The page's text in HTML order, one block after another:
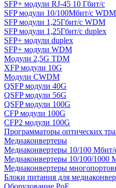
SFP+ модули RJ-45 10 Гбит/c
SFP модули 10/100Мбит/с WDM
SFP модули 1,25Гбит/с WDM
SFP модули 1,25Гбит/с duplex
SFP+ модули duplex
SFP+ модули WDM
Модули 2,5G TDM
XFP модули 10G
Модули CWDM
QSFP модули 40G
QSFP модули 56G
QSFP модули 100G
CFP модули 100G
CFP2 модули 100G
Программаторы оптических
Медиаконвертеры
Медиаконвертеры 10/100 Мбит/
Медиаконвертеры 10/100/1000
Медиаконвертеры
Блоки питания для
Оборудование PoE